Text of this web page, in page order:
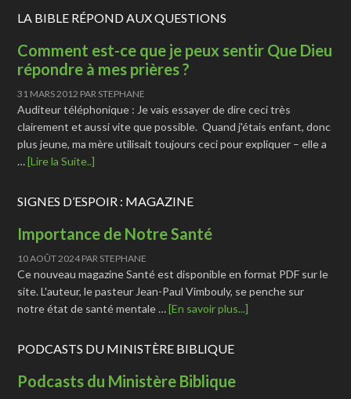
LA BIBLE RÉPOND AUX QUESTIONS
Comment est-ce que je peux sentir Que Dieu
répondre à mes prières ?
31 MARS 2012 PAR STEPHANE
Auditeur téléphonique : Je vais essayer de dire ceci très
clairement et aussi vite que possible. Quand j'étais enfant, donc
plus jeune, ma mère utilisait toujours ceci pour expliquer – elle a
…[Lire la Suite..]
SIGNES D’ESPOIR : MAGAZINE
Importance de Notre Santé
10 AOÛT 2024PAR STEPHANE
Ce nouveau magazine Santé est disponible en format PDF sur le
site. L'auteur, le pasteur Jean-Paul Vimbouly, se penche sur
notre état de santé mentale …[En savoir plus...]
PODCASTS DU MINISTÈRE BIBLIQUE
Podcasts du Ministère Biblique